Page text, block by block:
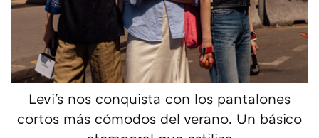
Levi's nos conquista con los pantalones
cortos más cómodos del verano. Un básico